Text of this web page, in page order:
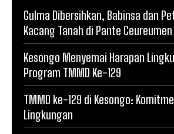
Gulma Dibersihkan, Babinsa dan
Kacang Tanah di Pante Ceureumen
Kesongo Menyemai Harapan
Program TMMD Ke-129
TMMD ke-129 di Kesongo:
Lingkungan